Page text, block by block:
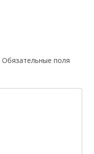
Обязательные поля